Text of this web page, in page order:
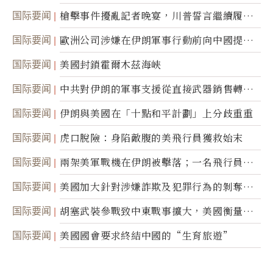
航運公司
国际要闻
槍擊事件擾亂記者晚宴，川普誓言繼續履行
職責
国际要闻
歐洲公司涉嫌在伊朗軍事行動前向中國提供
美軍基地的衛星影像
国际要闻 美國封鎖霍爾木茲海峽
国际要闻
中共對伊朗的軍事支援從直接武器銷售轉向
間接技術轉讓
国际要闻 伊朗與美國在「十點和平計劃」上分歧重重
国际要闻 虎口脫險：身陷敵腹的美飛行員獲救始末
国际要闻
兩架美軍戰機在伊朗被擊落；一名飛行員失
蹤
国际要闻
美國加大針對涉嫌詐欺及犯罪行為的剝奪公
民權力度
国际要闻
胡塞武裝參戰致中東戰事擴大，美國衡量地
面入侵的可能性
国际要闻 美國國會要求終結中國的“生育旅遊”